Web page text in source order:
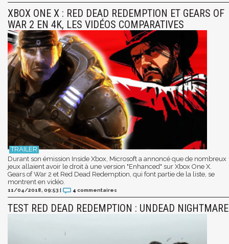
XBOX ONE X : RED DEAD REDEMPTION ET GEARS OF
WAR 2 EN 4K, LES VIDÉOS COMPARATIVES
Durant son émission Inside Xbox, Microsoft a annoncé que de nombreux
jeux allaient avoir le droit à une version "Enhanced" sur Xbox One X.
Gears of War 2 et Red Dead Redemption, qui font partie de la liste, se
montrent en vidéo.
11/04/2018, 09:53 | 4 commentaires
TEST RED DEAD REDEMPTION : UNDEAD NIGHTMARE